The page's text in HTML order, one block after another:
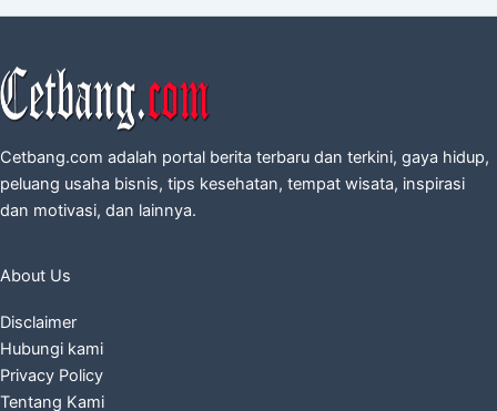
Cetbang.com adalah portal berita terbaru dan terkini, gaya hidup,
peluang usaha bisnis, tips kesehatan, tempat wisata, inspirasi
dan motivasi, dan lainnya.
About Us
Disclaimer
Hubungi kami
Privacy Policy
Tentang Kami